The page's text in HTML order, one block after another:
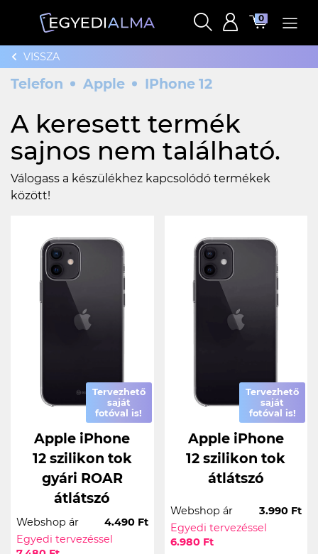
0
VISSZA
Telefon Apple IPhone 12
A keresett termék
sajnos nem található.
Válogass a készülékhez kapcsolódó termékek
között!
Tervezhető
saját
fotóval is!
Apple iPhone
12 szilikon tok
gyári ROAR
átlátszó
Webshop ár
4.490 Ft
Egyedi tervezéssel
Tervezhető
saját
fotóval is!
Apple iPhone
12 szilikon tok
átlátszó
Webshop ár
3.990 Ft
Egyedi tervezéssel
6.980 Ft